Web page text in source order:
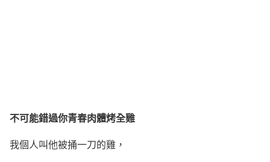
不可能錯過你青春肉體烤全雞
我個人叫他被捅一刀的雞，